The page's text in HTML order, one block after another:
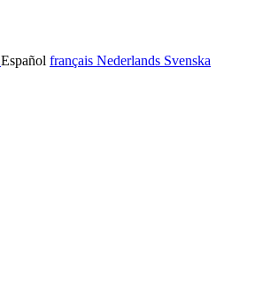
Español français Nederlands Svenska